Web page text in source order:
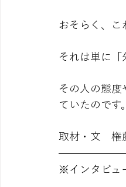
おそらく、こ
それは単に「
その人の態度
ていたのです。
取材・文　権
※インタビュ